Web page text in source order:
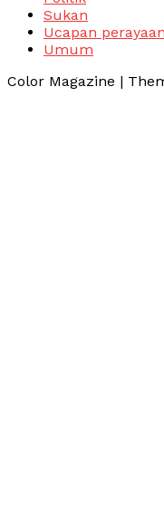
Sukan
Ucapan perayaan
Umum
Color Magazine |